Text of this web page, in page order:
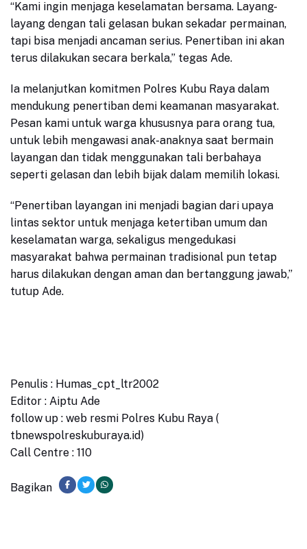
“Kami ingin menjaga keselamatan bersama. Layang-
layang dengan tali gelasan bukan sekadar permainan,
tapi bisa menjadi ancaman serius. Penertiban ini akan
terus dilakukan secara berkala,” tegas Ade.
Ia melanjutkan komitmen Polres Kubu Raya dalam
mendukung penertiban demi keamanan masyarakat.
Pesan kami untuk warga khususnya para orang tua,
untuk lebih mengawasi anak-anaknya saat bermain
layangan dan tidak menggunakan tali berbahaya
seperti gelasan dan lebih bijak dalam memilih lokasi.
“Penertiban layangan ini menjadi bagian dari upaya
lintas sektor untuk menjaga ketertiban umum dan
keselamatan warga, sekaligus mengedukasi
masyarakat bahwa permainan tradisional pun tetap
harus dilakukan dengan aman dan bertanggung jawab,”
tutup Ade.
Penulis : Humas_cpt_ltr2002
Editor : Aiptu Ade
follow up : web resmi Polres Kubu Raya (
tbnewspolreskuburaya.id)
Call Centre : 110
Bagikan